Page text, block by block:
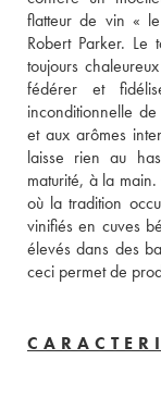
flatteur de vin «
Robert Parker. Le
toujours
fédérer et
inconditionnelle
et aux arômes
laisse rien au
maturité, à la
où la tradition
vinifiés en cuves
élevés dans des
ceci permet de